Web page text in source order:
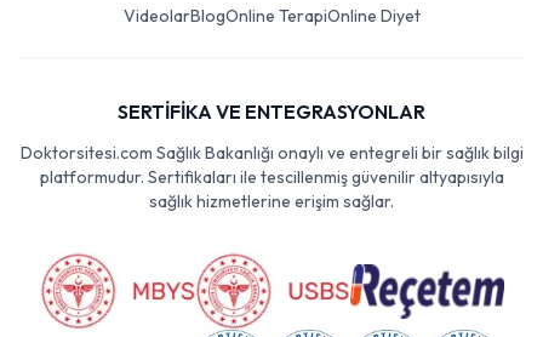
VideolarBlogOnline TerapiOnline Diyet
SERTİFİKA VE ENTEGRASYONLAR
Doktorsitesi.com Sağlık Bakanlığı onaylı ve entegreli bir sağlık bilgi
platformudur. Sertifikaları ile tescillenmiş güvenilir altyapısıyla
sağlık hizmetlerine erişim sağlar.